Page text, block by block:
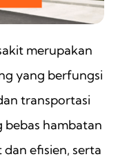
merupakan
yang berfungsi
transportasi
bebas hambatan
efisien, serta